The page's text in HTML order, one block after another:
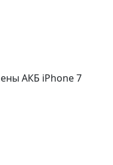
АКБ iPhone 7